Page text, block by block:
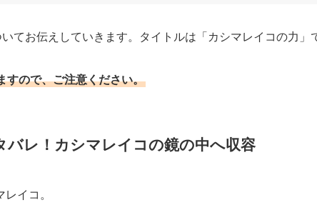
てお伝えしていきます。タイトルは「カシマレイコの力」
すので、ご注意ください。
バレ！カシマレイコの鏡の中へ収容
イコ。